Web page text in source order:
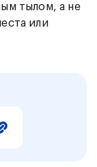
тылом, а не
или